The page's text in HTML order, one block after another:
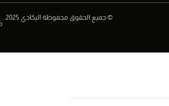
© جميع الحقوق محفوظة اليكادي 2025 .